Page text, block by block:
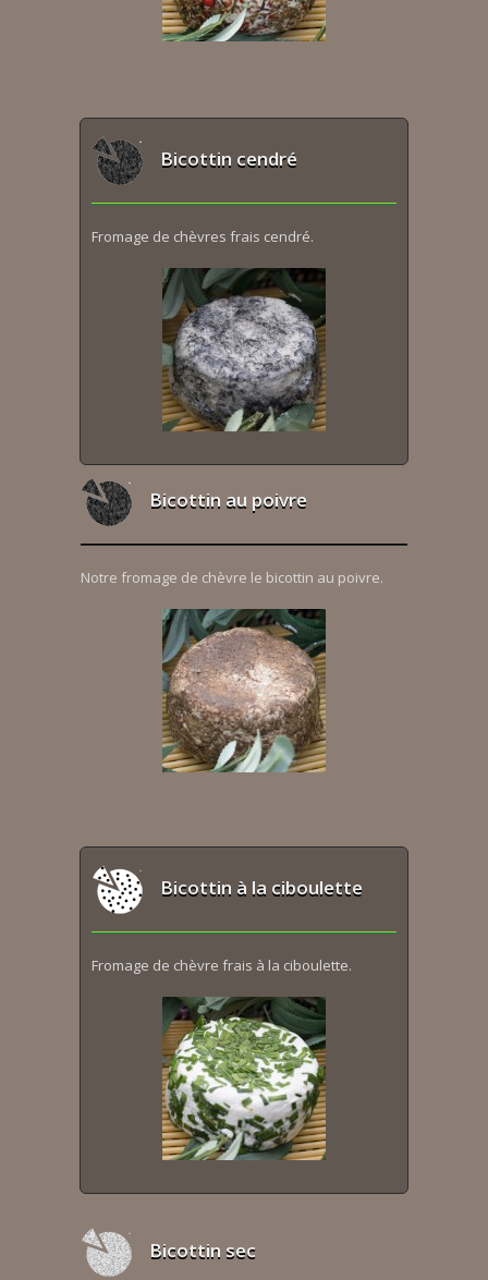
Bicottin cendré
Fromage de chèvres frais cendré.
Bicottin au poivre
Notre fromage de chèvre le bicottin au poivre.
Bicottin à la ciboulette
Fromage de chèvre frais à la ciboulette.
Bicottin sec